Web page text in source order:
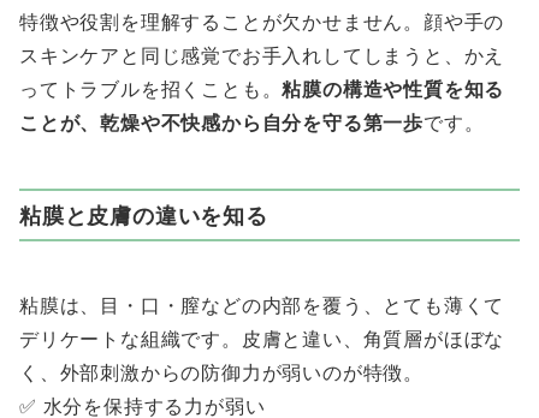
特徴や役割を理解することが欠かせません。顔や手の
スキンケアと同じ感覚でお手入れしてしまうと、かえ
ってトラブルを招くことも。粘膜の構造や性質を知る
ことが、乾燥や不快感から自分を守る第一歩です。
粘膜と皮膚の違いを知る
粘膜は、目・口・膣などの内部を覆う、とても薄くて
デリケートな組織です。皮膚と違い、角質層がほぼな
く、外部刺激からの防御力が弱いのが特徴。
✅ 水分を保持する力が弱い